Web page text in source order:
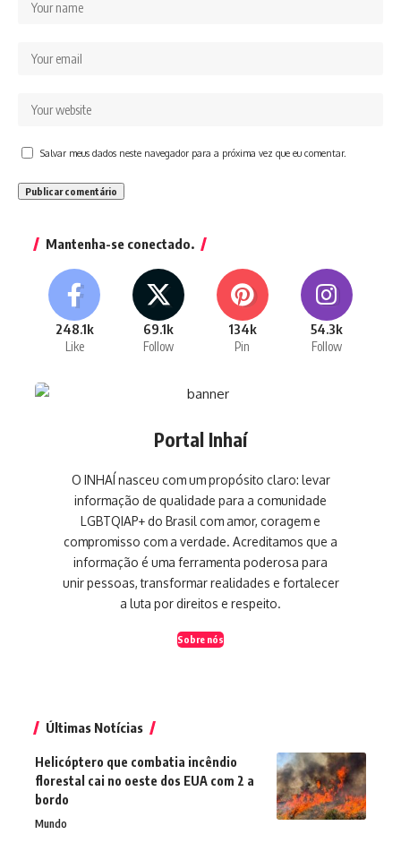
Salvar meus dados neste navegador para a próxima vez que eu comentar.
Mantenha-se conectado.
248.1k
Like
69.1k
Follow
134k
Pin
54.3k
Follow
Portal Inhaí
O INHAÍ nasceu com um propósito claro: levar
informação de qualidade para a comunidade
LGBTQIAP+ do Brasil com amor, coragem e
compromisso com a verdade. Acreditamos que a
informação é uma ferramenta poderosa para
unir pessoas, transformar realidades e fortalecer
a luta por direitos e respeito.
Sobre nós
Últimas Notícias
Helicóptero que combatia incêndio
florestal cai no oeste dos EUA com 2 a
bordo
Mundo